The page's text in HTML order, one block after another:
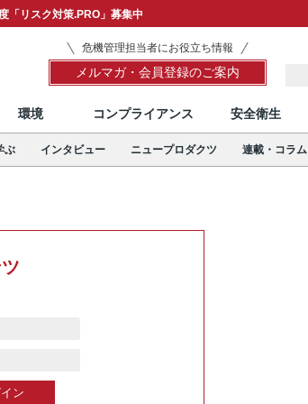
「リスク対策.PRO」募集中
危機管理担当者にお役立ち情報
メルマガ・会員登録のご案内
環境 コンプライアンス 安全衛生
ぶ インタビュー ニュープロダクツ 連載・コラム